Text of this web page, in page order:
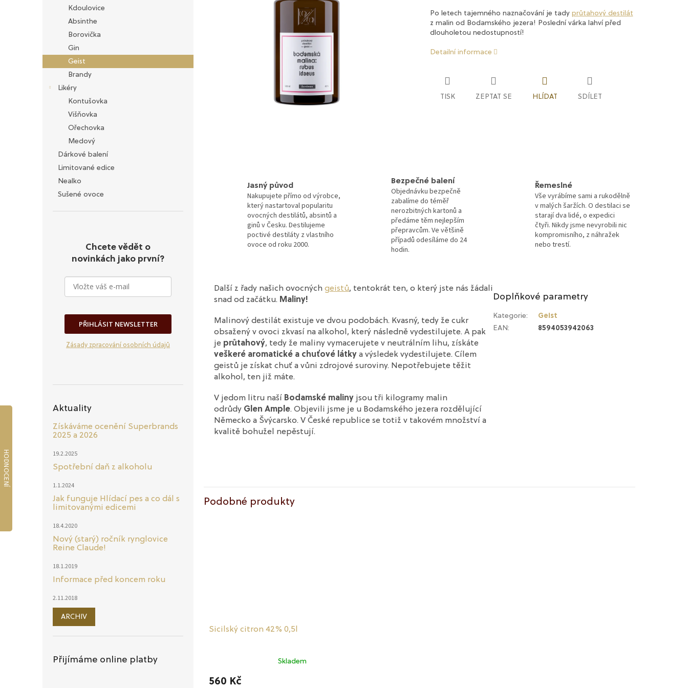
Kdoulovice
Absinthe
Borovička
Gin
Geist
Brandy
Likéry
Kontušovka
Višňovka
Ořechovka
Medový
Dárkové balení
Limitované edice
Nealko
Sušené ovoce
Chcete vědět o
novinkách jako první?
PŘIHLÁSIT NEWSLETTER
Zásady zpracování osobních údajů
Aktuality
Získáváme ocenění Superbrands
2025 a 2026
19.2.2025
Spotřební daň z alkoholu
1.1.2024
Jak funguje Hlídací pes a co dál s
limitovanými edicemi
18.4.2020
Nový (starý) ročník rynglovice
Reine Claude!
18.1.2019
Informace před koncem roku
2.11.2018
ARCHIV
Přijímáme online platby
Po letech tajemného naznačování je tady průtahový destilát
z malin od Bodamského jezera! Poslední várka lahví před
dlouholetou nedostupností!
Detailní informace
TISK ZEPTAT SE HLÍDAT SDÍLET
Bezpečné balení
Objednávku bezpečně
zabalíme do téměř
nerozbitných kartonů a
předáme těm nejlepším
přepravcům. Ve většině
případů odesíláme do 24
hodin.
Jasný původ
Nakupujete přímo od výrobce,
který nastartoval popularitu
ovocných destilátů, absintů a
ginů v Česku. Destilujeme
poctivé destiláty z vlastního
ovoce od roku 2000.
Řemeslné
Vše vyrábíme sami a rukodělně
v malých šaržích. O destilaci se
starají dva lidé, o expedici
čtyři. Nikdy jsme nevyrobili nic
kompromisního, z náhražek
nebo trestí.
Další z řady našich ovocných geistů, tentokrát ten, o který jste nás žádali
snad od začátku. Maliny!
Malinový destilát existuje ve dvou podobách. Kvasný, tedy že cukr
obsažený v ovoci zkvasí na alkohol, který následně vydestilujete. A pak
je průtahový, tedy že maliny vymacerujete v neutrálním lihu, získáte
veškeré aromatické a chuťové látky a výsledek vydestilujete. Cílem
geistů je získat chuť a vůni zdrojové suroviny. Nepotřebujete těžit
alkohol, ten již máte.
V jedom litru naší Bodamské maliny jsou tři kilogramy malin
odrůdy Glen Ample. Objevili jsme je u Bodamského jezera rozdělující
Německo a Švýcarsko. V České republice se totiž v takovém množství a
kvalitě bohužel nepěstují.
Doplňkové parametry
Kategorie:
Geist
EAN: 8594053942063
Podobné produkty
Sicilský citron 42% 0,5l
produktu
Skladem
560 Kč